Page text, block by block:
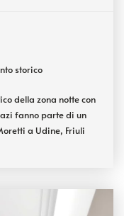
storico
della zona notte con
fanno parte di un
a Udine, Friuli